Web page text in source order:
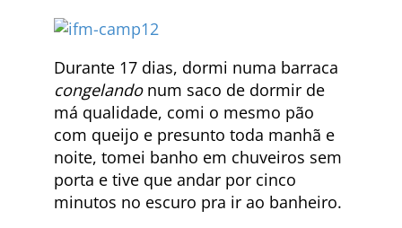
Durante 17 dias, dormi numa barraca
congelandonum saco de dormir de
má qualidade, comi o mesmo pão
com queijo e presunto toda manhã e
noite, tomei banho em chuveiros sem
porta e tive que andar por cinco
minutos no escuro pra ir ao banheiro.